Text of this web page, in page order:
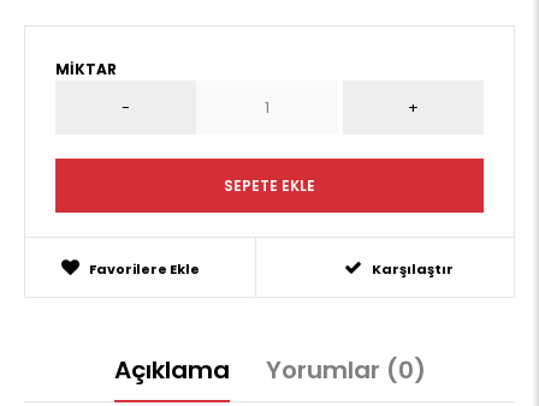
MIKTAR
Favorilere Ekle Karşılaştır
Açıklama Yorumlar (0)